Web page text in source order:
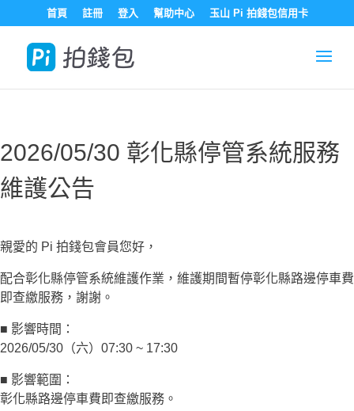
首頁 註冊 登入 幫助中心 玉山 Pi 拍錢包信用卡
2026/05/30 彰化縣停管系統服務
維護公告
親愛的 Pi 拍錢包會員您好，
配合彰化縣停管系統維護作業，維護期間暫停彰化縣路邊停車費
即查繳服務，謝謝。
■ 影響時間：
2026/05/30（六）07:30 ~ 17:30
■ 影響範圍：
彰化縣路邊停車費即查繳服務。